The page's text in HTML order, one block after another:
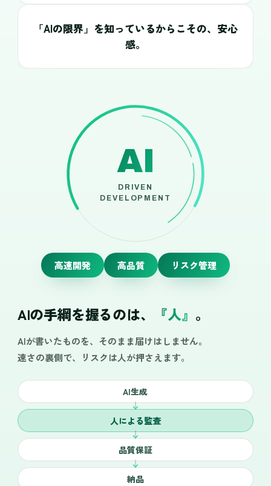
「AIの限界」を知っているからこその、安心
感。
AI
DRIVEN
DEVELOPMENT
高速開発 高品質 リスク管理
AIの手綱を握るのは、 『人』 。
AIが書いたものを、そのまま届けはしません。
速さの裏側で、リスクは人が押さえます。
AI生成
人による監査
品質保証
納品